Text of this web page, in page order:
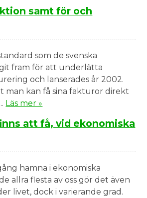
samt för och
som de svenska
fram för att underlätta
och lanserades år 2002.
man kan få sina fakturor direkt
Läs mer »
att få, vid ekonomiska
hamna i ekonomiska
allra flesta av oss gör det även
livet, dock i varierande grad.